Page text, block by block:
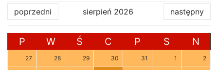
poprzedni sierpień 2026 następny
P W Ś C P S N
27 28 29 30 31 1 2